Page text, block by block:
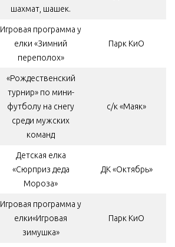
шахмат, шашек.
Игровая программа у
елки «Зимний
переполох»
Парк КиО
«Рождественский
турнир» по мини-
футболу на снегу
среди мужских
команд
с/к «Маяк»
Детская елка
«Сюрприз деда
Мороза»
ДК «Октябрь»
Игровая программа у
елки«Игровая
зимушка»
Парк КиО